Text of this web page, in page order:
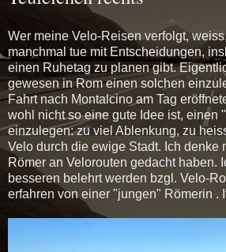
Wer meine Velo-Reisen verfolgt,
manchmal tue mit Entscheidungen,
einen Ruhetag zu planen gibt.
gewesen in Rom einen solchen
Fahrt nach Montalcino am Tag
wohl nicht so eine gute Idee ist, einen
einzulegen: zu viel Ablenkung, zu
Velo durch die ewige Stadt. Ich denke
Römer an Velorouten gedacht haben.
besseren belehrt werden bzgl. Velo-
erfahren von einer "jungen" Römerin .